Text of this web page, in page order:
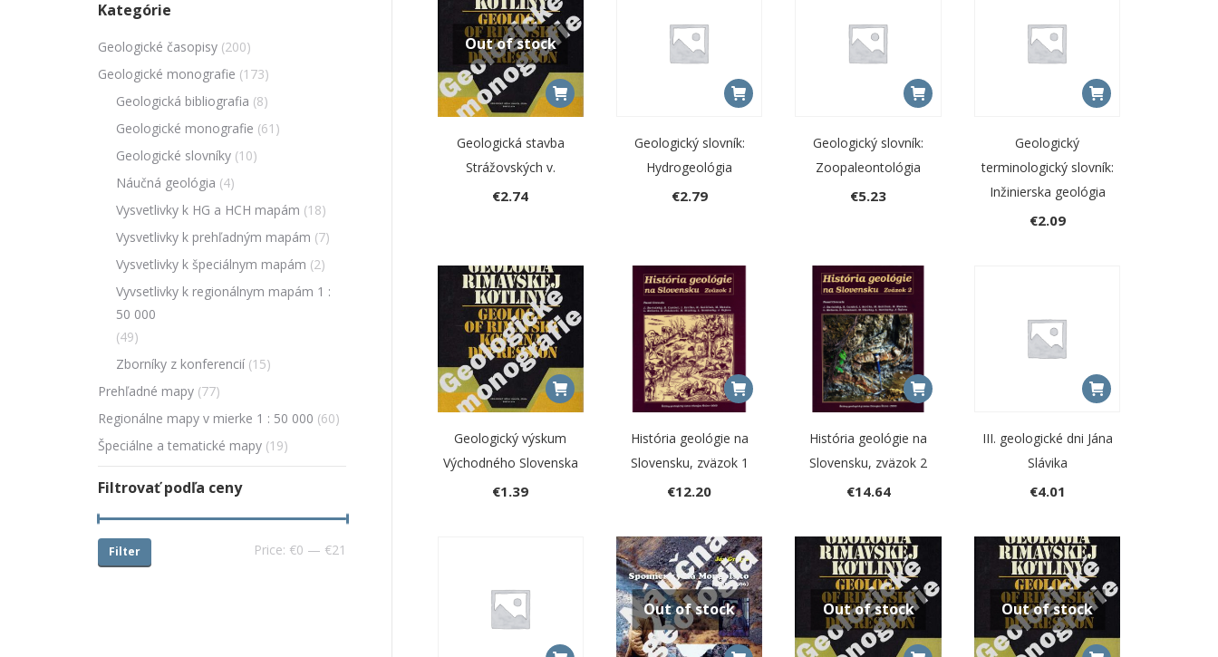
Out of stock
Geologická stavba
Strážovských v.
€2.74
Geologický slovník:
Hydrogeológia
€2.79
Geologický slovník:
Zoopaleontológia
€5.23
Geologický
terminologický slovník:
Inžinierska geológia
€2.09
Geologický výskum
Východného Slovenska
€1.39
História geológie na
Slovensku, zväzok 1
€12.20
História geológie na
Slovensku, zväzok 2
€14.64
III. geologické dni Jána
Slávika
€4.01
Out of stock Out of stock Out of stock
Kategórie
Geologické časopisy (200)
Geologické monografie (173)
Geologická bibliografia (8)
Geologické monografie (61)
Geologické slovníky (10)
Náučná geológia (4)
Vysvetlivky k HG a HCH mapám (18)
Vysvetlivky k prehľadným mapám (7)
Vysvetlivky k špeciálnym mapám (2)
Vyvsetlivky k regionálnym mapám 1 :
50 000
(49)
Zborníky z konferencií (15)
Prehľadné mapy (77)
Regionálne mapy v mierke 1 : 50 000 (60)
Špeciálne a tematické mapy (19)
Filtrovať podľa ceny
Filter Price: €0 — €21